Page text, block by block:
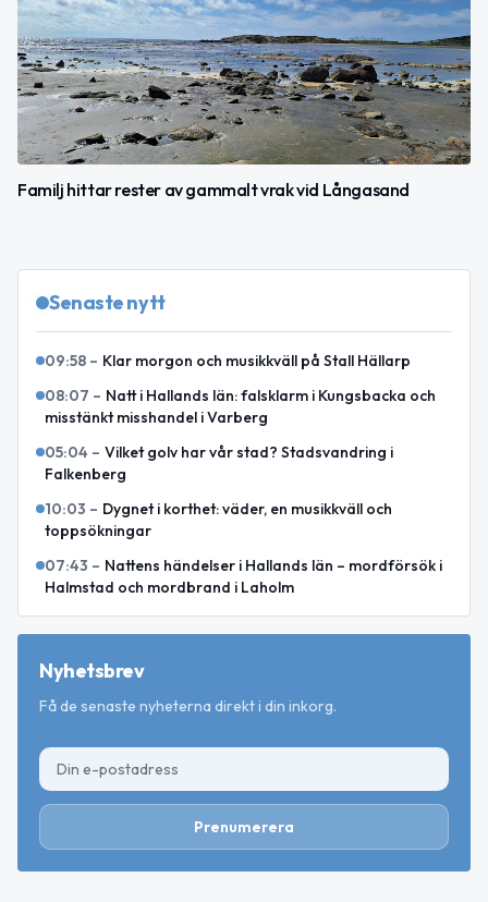
Familj hittar rester av gammalt vrak vid Långasand
Senaste nytt
09:58 – Klar morgon och musikkväll på Stall Hällarp
08:07 – Natt i Hallands län: falsklarm i Kungsbacka och
misstänkt misshandel i Varberg
05:04 – Vilket golv har vår stad? Stadsvandring i
Falkenberg
10:03 – Dygnet i korthet: väder, en musikkväll och
toppsökningar
07:43 – Nattens händelser i Hallands län – mordförsök i
Halmstad och mordbrand i Laholm
Nyhetsbrev
Få de senaste nyheterna direkt i din inkorg.
Prenumerera